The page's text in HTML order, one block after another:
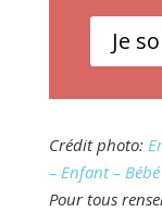
Je
Crédit photo:
– Enfant –
Pour tous